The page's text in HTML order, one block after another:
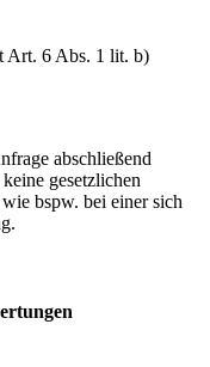
Art. 6 Abs. 1 lit. b)
abschließend
gesetzlichen
bspw. bei einer sich